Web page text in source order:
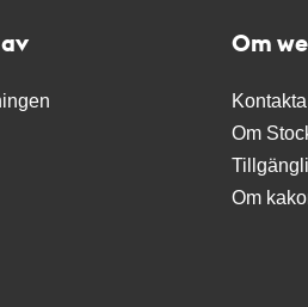
Om
Om
Om